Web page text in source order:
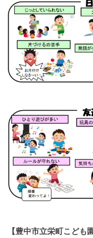
【豊中市立栄町こども